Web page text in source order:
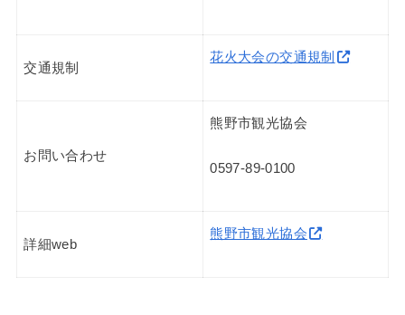
交通規制
花火大会の交通規制
お問い合わせ
熊野市観光協会
0597-89-0100
詳細web
熊野市観光協会